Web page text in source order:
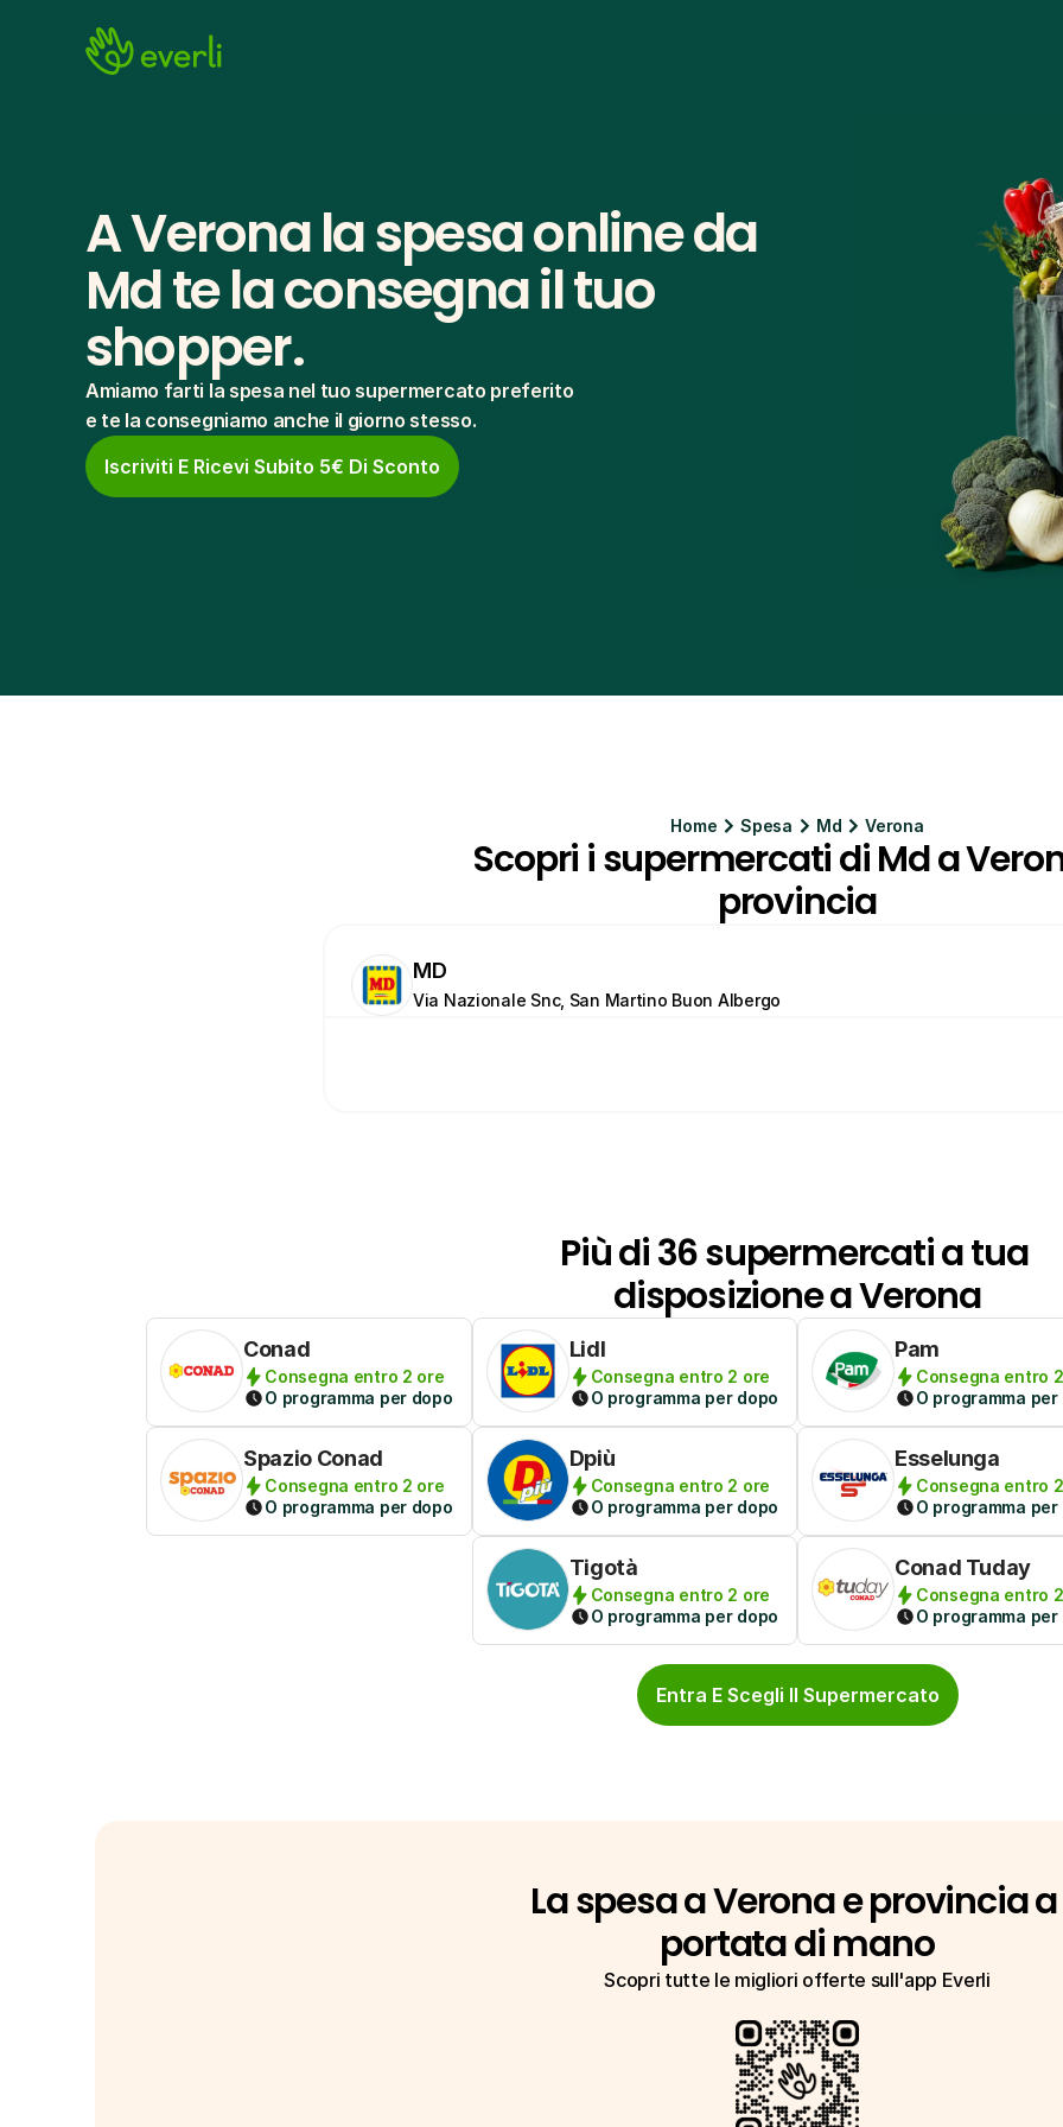
A Verona la spesa online da
Md te la consegna il tuo
shopper.
Amiamo farti la spesa nel tuo supermercato preferito
e te la consegniamo anche il giorno stesso.
Iscriviti E Ricevi Subito 5€ Di Sconto
Home Spesa Md Verona
Scopri i supermercati di Md a
provincia
MD
Via Nazionale Snc, San Martino Buon Albergo
Più di 36 supermercati a tua
disposizione a Verona
Conad
Consegna entro 2 ore
O programma per dopo
Lidl
Consegna entro 2 ore
O programma per dopo
Pam
Consegna entro
O programma per
Spazio Conad
Consegna entro 2 ore
O programma per dopo
Dpiù
Consegna entro 2 ore
O programma per dopo
Esselunga
Consegna entro
O programma per
Tigotà
Consegna entro 2 ore
O programma per dopo
Conad Tuday
Consegna entro
O programma per
Entra E Scegli Il Supermercato
La spesa a Verona e provincia a
portata di mano
Scopri tutte le migliori offerte sull'app Everli